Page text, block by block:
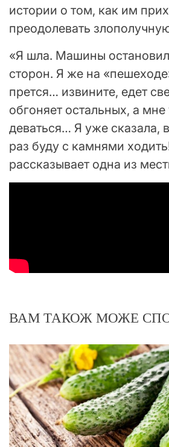
истории о том, как им
преодолевать
«Я шла. Машины
сторон. Я же на
прется… извините, едет
обгоняет остальных, а
деваться… Я уже сказала,
раз буду с камнями
рассказывает одна из
ВАМ ТАКОЖ МОЖЕ